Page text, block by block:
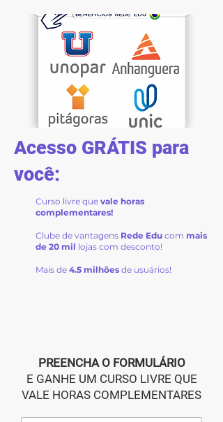
Acesso GRÁTIS para
você:
Curso livre que vale horas
complementares!
Clube de vantagens Rede Edu com mais
de 20 mil lojas com desconto!
Mais de 4.5 milhões de usuários!
PREENCHA O FORMULÁRIO
E GANHE UM CURSO LIVRE QUE
VALE HORAS COMPLEMENTARES